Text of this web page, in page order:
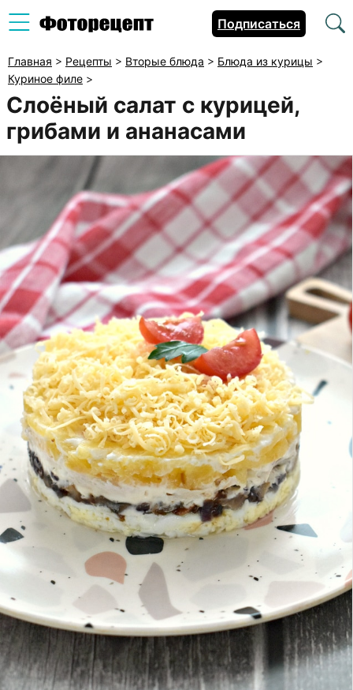
Подписаться
Главная > Рецепты > Вторые блюда > Блюда из курицы >
Куриное филе >
Слоёный салат с курицей,
грибами и ананасами